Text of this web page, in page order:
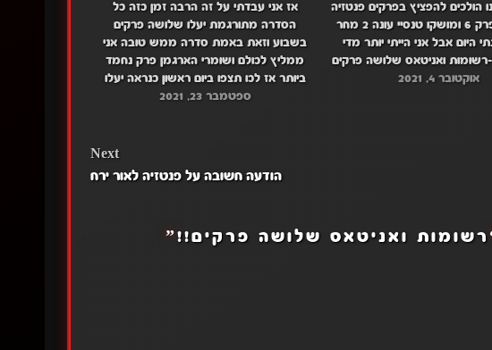
הולכים להפציץ בפרקים פנטזיה
לאור ירח פרק 6 ומושקו טנסיי עונה 2 מחר
היום אבל אני הייתי יותר מדי
רשומות ואניטאס שלושה פרקים
אוקטובר 4, 2021
אז אני עבדתי על זה הרבה זמן כזה כל
הסדרה מתורגמת יעלו שלושה פרקים
בשבוע וזאת באמת סדרה ממש טובה אני
ממליץ לכולם ושומרי הארגמן פרק נחמד
ביותר אז לכו תצפו ביום ראשון כנראה יעלו
שלושה פרקים רשומות ואניטאס: דרייב: פרק
ספטמבר 23, 2021
Next
הודעה חשובה על פנטזיה לאור ירח
רשומות ואניטאס שלושה פרקים!!”